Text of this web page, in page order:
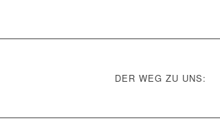
DER WEG ZU UNS: